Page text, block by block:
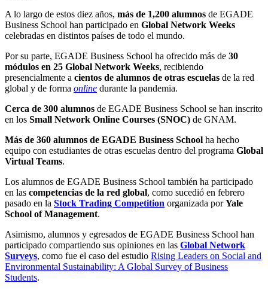
A lo largo de estos diez años, más de 1,200 alumnos de EGADE
Business School han participado en Global Network Weeks
celebradas en distintos países de todo el mundo.
Por su parte, EGADE Business School ha ofrecido más de 30
módulos en 25 Global Network Weeks, recibiendo
presencialmente a cientos de alumnos de otras escuelas de la red
global y de forma online durante la pandemia.
Cerca de 300 alumnos de EGADE Business School se han inscrito
en los Small Network Online Courses (SNOC) de GNAM.
Más de 360 alumnos de EGADE Business School ha hecho
equipo con estudiantes de otras escuelas dentro del programa Global
Virtual Teams.
Los alumnos de EGADE Business School también ha participado
en las competencias de la red global, como sucedió en febrero
pasado en la Stock Trading Competition organizada porYale
School of Management.
Asimismo, alumnos y egresados de EGADE Business School han
participado compartiendo sus opiniones en las Global Network
Surveys, como fue el caso del estudio Rising Leaders on Social and
Environmental Sustainability: A Global Survey of Business
Students.